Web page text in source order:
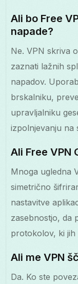
Ali bo Free
napade?
Ne. VPN skriva
zaznati lažnih
napadov.
brskalniku,
upravljalniku
izpolnjevanju na
Ali Free VPN
Mnoga ugledna
simetrično
nastavitve
zasebnostjo, da
protokolov, ki jih
Ali me VPN
Da. Ko ste